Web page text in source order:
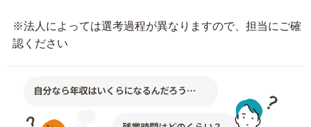
※法人によっては選考過程が異なりますので、担当にご確
認ください